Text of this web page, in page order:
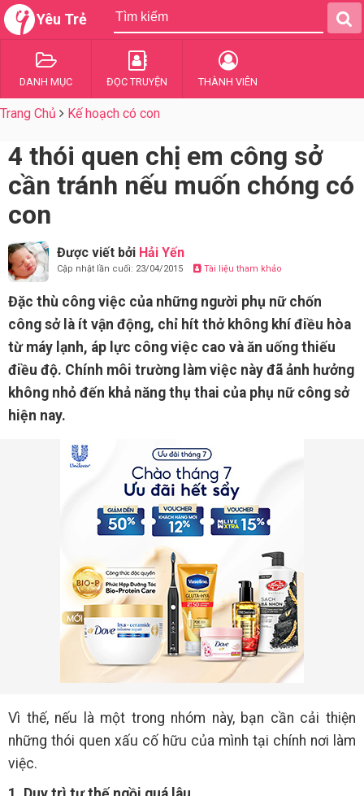
Yêu Trẻ
DANH MỤC ĐỌC TRUYỆN THÀNH VIÊN
Trang Chủ Kế hoạch có con
4 thói quen chị em công sở
cần tránh nếu muốn chóng có
con
Được viết bởi Hải Yến
Cập nhật lần cuối: 23/04/2015 Tài liệu tham khảo
Đặc thù công việc của những người phụ nữ chốn
công sở là ít vận động, chỉ hít thở không khí điều hòa
từ máy lạnh, áp lực công việc cao và ăn uống thiếu
điều độ. Chính môi trường làm việc này đã ảnh hưởng
không nhỏ đến khả năng thụ thai của phụ nữ công sở
hiện nay.
Vì thế, nếu là một trong nhóm này, bạn cần cải thiện
những thói quen xấu cố hữu của mình tại chính nơi làm
việc.